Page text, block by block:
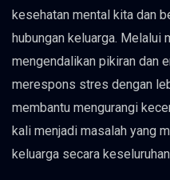
kesehatan mental kita dan
hubungan keluarga. Melalui
mengendalikan pikiran dan
merespons stres dengan
membantu mengurangi
kali menjadi masalah yang
keluarga secara